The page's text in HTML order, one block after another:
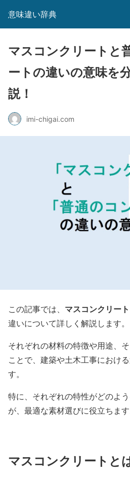
意味違い辞典
マスコンクリートと
ートの違いの意味を
説！
imi-chigai.com
この記事では、 マスコンクリート
違いについて詳しく解説します。
それぞれの材料の特徴や用途、
ことで、建築や土木工事におけ
す。
特に、それぞれの特性がどのよ
が、最適な素材選びに役立ちます
マスコンクリートと